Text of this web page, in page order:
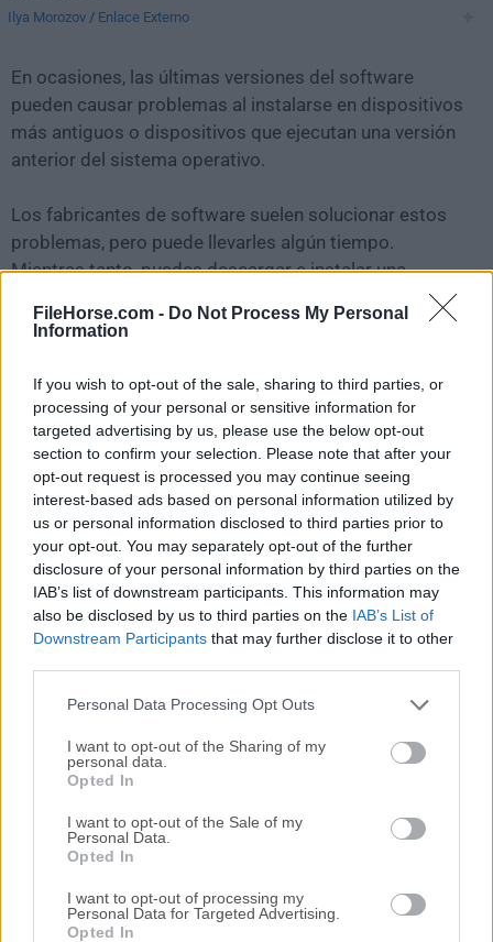
FileHorse.com - Do Not Process My Personal
Information
If you wish to opt-out of the sale, sharing to third parties, or
processing of your personal or sensitive information for
targeted advertising by us, please use the below opt-out
section to confirm your selection. Please note that after your
opt-out request is processed you may continue seeing
interest-based ads based on personal information utilized by
us or personal information disclosed to third parties prior to
your opt-out. You may separately opt-out of the further
disclosure of your personal information by third parties on the
IAB’s list of downstream participants. This information may
also be disclosed by us to third parties on the IAB’s List of
Downstream Participants that may further disclose it to other
Personal Data Processing Opt Outs
I want to opt-out of the Sharing of my
personal data.
Opted In
I want to opt-out of the Sale of my
Personal Data.
Opted In
I want to opt-out of processing my
Personal Data for Targeted Advertising.
Opted In
Ilya Morozov / Enlace Externo
En ocasiones, las últimas versiones del software
pueden causar problemas al instalarse en dispositivos
más antiguos o dispositivos que ejecutan una versión
anterior del sistema operativo.
Los fabricantes de software suelen solucionar estos
problemas, pero puede llevarles algún tiempo.
Mientras tanto, puedes descargar e instalar una
reciente de Balabolkao leer nuestra reseña,
simplemente hazclic aquí .
Todas las versiones antiguas distribuidas en nuestro
sitio web son completamente libres de virus y están
disponibles para su descarga sin costo alguno.
Nos encantaría saber de ti
Si tienes alguna pregunta o idea que desees compartir